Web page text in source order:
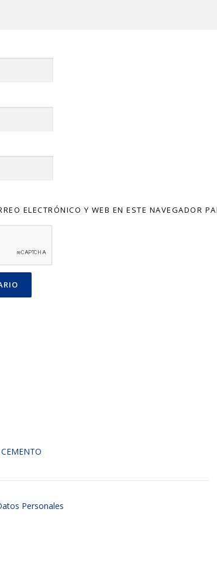
ELECTRÓNICO Y WEB EN ESTE NAVEGADOR
Personales